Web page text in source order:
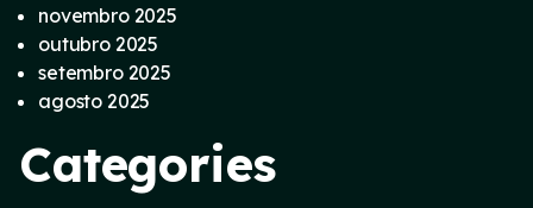
novembro 2025
outubro 2025
setembro 2025
agosto 2025
Categories